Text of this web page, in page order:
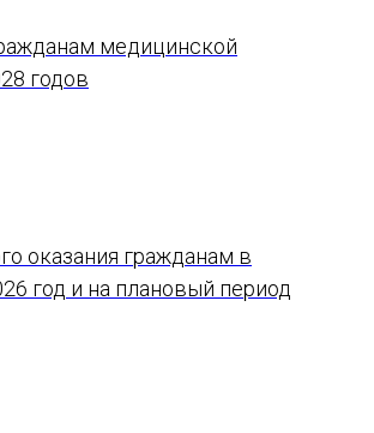
медицинской
годов
оказания гражданам в
год и на плановый период